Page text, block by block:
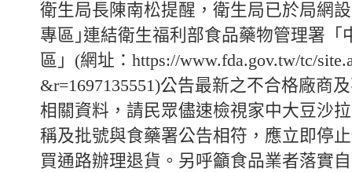
衛生局長陳南松提醒，衛生局已於局網
專區｣連結衛生福利部食品藥物管理署「
區」(網址：https://www.fda.gov.tw/tc/
&r=1697135551)公告最新之不合格廠商
相關資料，請民眾儘速檢視家中大豆沙
稱及批號與食藥署公告相符，應立即停
買通路辦理退貨。另呼籲食品業者落實